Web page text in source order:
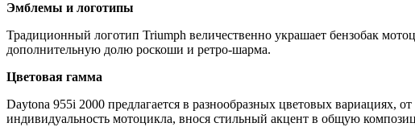
Эмблемы и логотипы
Традиционный логотип Triumph величественно украшает бензобак
дополнительную долю роскоши и ретро-шарма.
Цветовая гамма
Daytona 955i 2000 предлагается в разнообразных цветовых вариациях,
индивидуальность мотоцикла, внося стильный акцент в общую